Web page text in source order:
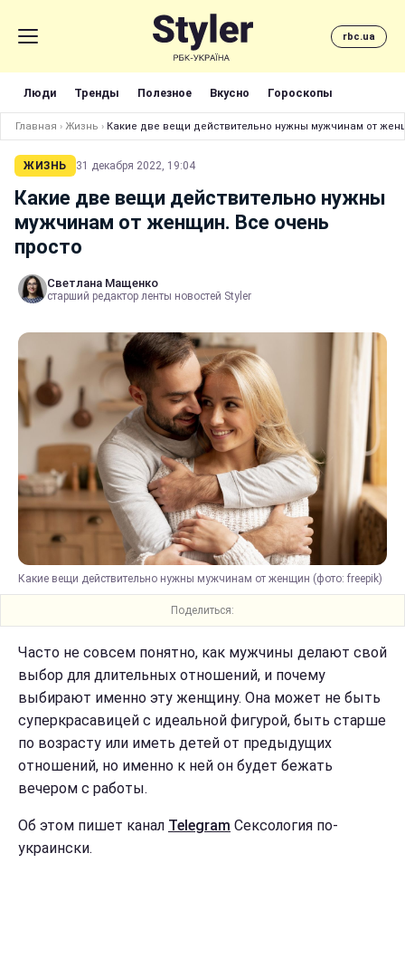
rbc.ua
Люди Тренды Полезное Вкусно Гороскопы
Главная › Жизнь › Какие две вещи действительно нужны мужчинам от
ЖИЗНЬ 31 декабря 2022, 19:04
Какие две вещи действительно нужны
мужчинам от женщин. Все очень
просто
Светлана Мащенко
старший редактор ленты новостей Styler
Какие вещи действительно нужны мужчинам от женщин (фото: freepik)
Поделиться:
Часто не совсем понятно, как мужчины делают свой
выбор для длительных отношений, и почему
выбирают именно эту женщину. Она может не быть
суперкрасавицей с идеальной фигурой, быть старше
по возрасту или иметь детей от предыдущих
отношений, но именно к ней он будет бежать
вечером с работы.
Об этом пишет канал Telegram Сексология по-
украински.